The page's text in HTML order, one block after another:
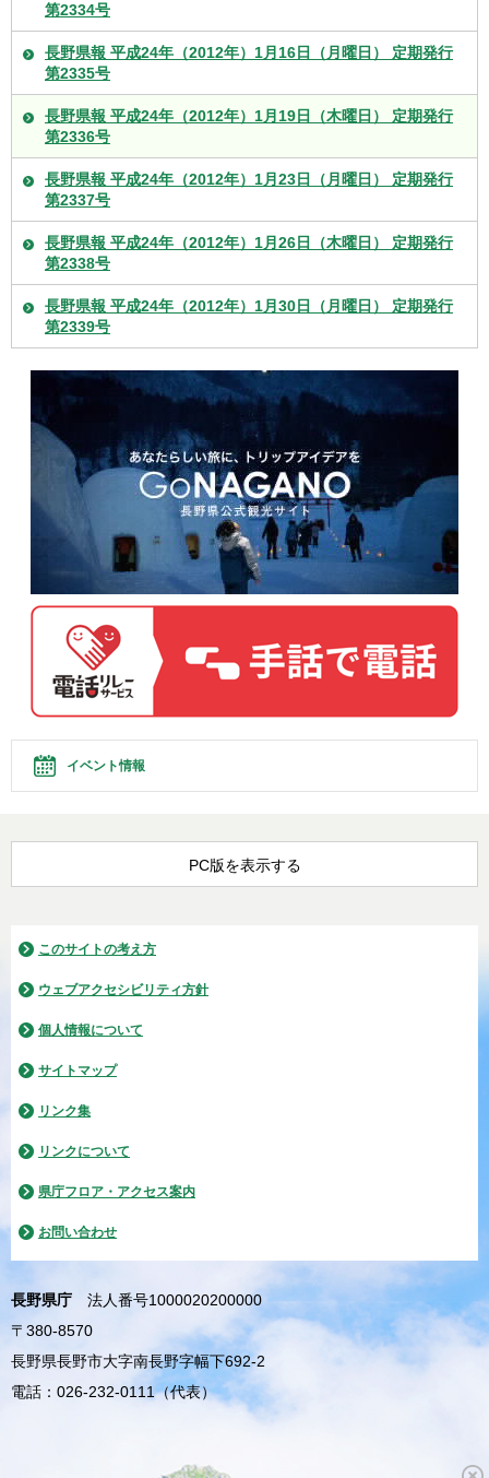
第2334号
長野県報 平成24年（2012年）1月16日（月曜日） 定期発行
第2335号
長野県報 平成24年（2012年）1月19日（木曜日） 定期発行
第2336号
長野県報 平成24年（2012年）1月23日（月曜日） 定期発行
第2337号
長野県報 平成24年（2012年）1月26日（木曜日） 定期発行
第2338号
長野県報 平成24年（2012年）1月30日（月曜日） 定期発行
第2339号
イベント情報
PC版を表示する
このサイトの考え方
ウェブアクセシビリティ方針
個人情報について
サイトマップ
リンク集
リンクについて
県庁フロア・アクセス案内
お問い合わせ
長野県庁
法人番号1000020200000
〒380-8570
長野県長野市大字南長野字幅下692-2
電話：026-232-0111（代表）